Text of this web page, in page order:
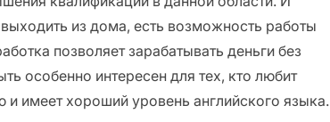
из дома, есть возможность работы
позволяет зарабатывать деньги без
особенно интересен для тех, кто любит
и имеет хороший уровень английского языка.